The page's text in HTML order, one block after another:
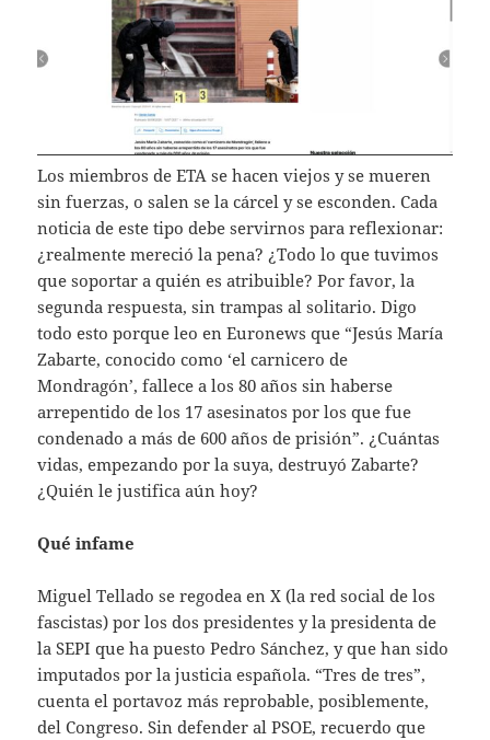
Los miembros de ETA se hacen viejos y se mueren
sin fuerzas, o salen se la cárcel y se esconden. Cada
noticia de este tipo debe servirnos para reflexionar:
¿realmente mereció la pena? ¿Todo lo que tuvimos
que soportar a quién es atribuible? Por favor, la
segunda respuesta, sin trampas al solitario. Digo
todo esto porque leo en Euronews que “Jesús María
Zabarte, conocido como ‘el carnicero de
Mondragón’, fallece a los 80 años sin haberse
arrepentido de los 17 asesinatos por los que fue
condenado a más de 600 años de prisión”. ¿Cuántas
vidas, empezando por la suya, destruyó Zabarte?
¿Quién le justifica aún hoy?
Qué infame
Miguel Tellado se regodea en X (la red social de los
fascistas) por los dos presidentes y la presidenta de
la SEPI que ha puesto Pedro Sánchez, y que han sido
imputados por la justicia española. “Tres de tres”,
cuenta el portavoz más reprobable, posiblemente,
del Congreso. Sin defender al PSOE, recuerdo que